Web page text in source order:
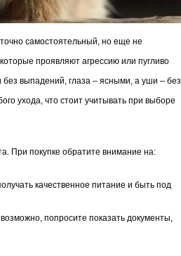
самостоятельный, но еще не
проявляют агрессию или пугливо
выпадений, глаза – ясными, а уши – без
ухода, что стоит учитывать при выборе
При покупке обратите внимание на:
качественное питание и быть под
попросите показать документы,